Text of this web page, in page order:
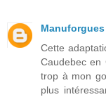
Manuforgues
Cette
Caudebec en
trop à mon
plus